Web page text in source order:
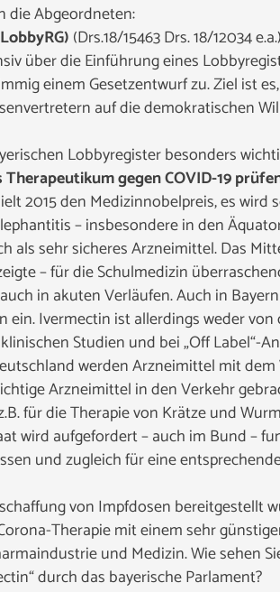
die Abgeordneten:
(Drs.18/15463 Drs. 18/12034 e.a.)
über die Einführung eines
einem Gesetzentwurf zu. Ziel ist
auf die demokratischen
Lobbyregister besonders
gegen COVID-19
2015 den Medizinnobelpreis, es wird
– insbesondere in den
als sehr sicheres Arzneimittel. Das
– für die Schulmedizin
in akuten Verläufen. Auch in
Ivermectin ist allerdings weder
Studien und bei „Off Label“-
werden Arzneimittel mit
Arzneimittel in den Verkehr
für die Therapie von Krätze und
wird aufgefordert – auch im Bund –
und zugleich für eine
von Impfdosen bereitgestellt
Therapie mit einem sehr
und Medizin. Wie sehen
durch das bayerische Parlament?